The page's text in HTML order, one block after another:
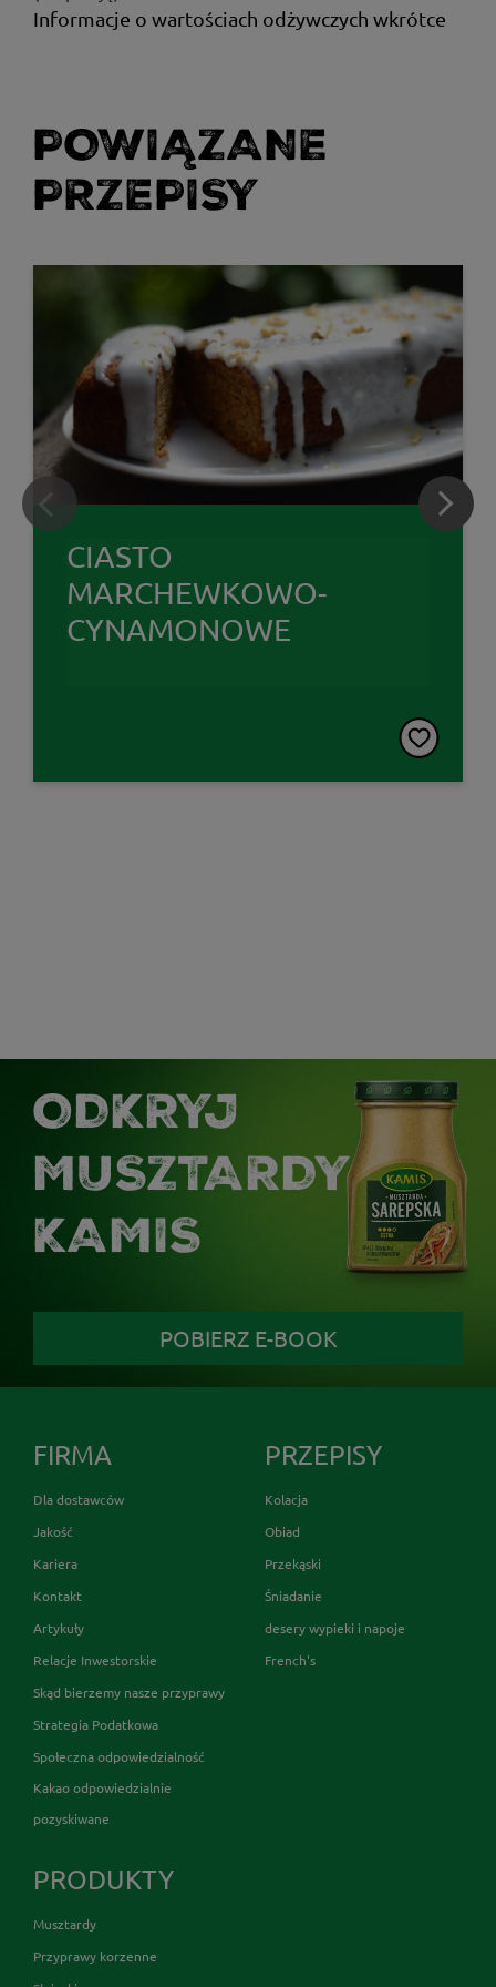
Informacje o wartościach odżywczych wkrótce
POWIĄZANE
PRZEPISY
CIASTO
MARCHEWKOWO-
CYNAMONOWE
ODKRYJ
MUSZTARDY
KAMIS
POBIERZ E-BOOK
FIRMA
Dla dostawców
Jakość
Kariera
Kontakt
Artykuły
Relacje Inwestorskie
Skąd bierzemy nasze przyprawy
Strategia Podatkowa
Społeczna odpowiedzialność
Kakao odpowiedzialnie
pozyskiwane
PRZEPISY
Kolacja
Obiad
Przekąski
Śniadanie
desery wypieki i napoje
French's
PRODUKTY
Musztardy
Przyprawy korzenne